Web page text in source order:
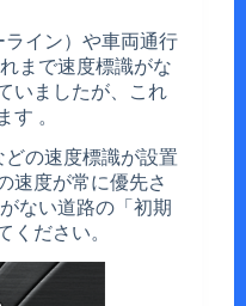
ライン）や車両通行
まで速度標識がな
いましたが、これ
す 。
どの速度標識が設置
速度が常に優先さ
ない道路の「初期
ください。